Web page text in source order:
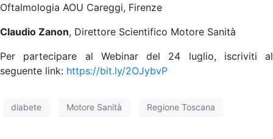
Oftalmologia AOU Careggi, Firenze
Claudio Zanon, Direttore Scientifico Motore Sanità
Per partecipare al Webinar del 24 luglio, iscriviti al
seguente link: https://bit.ly/2OJybvP
diabete Motore Sanità Regione Toscana